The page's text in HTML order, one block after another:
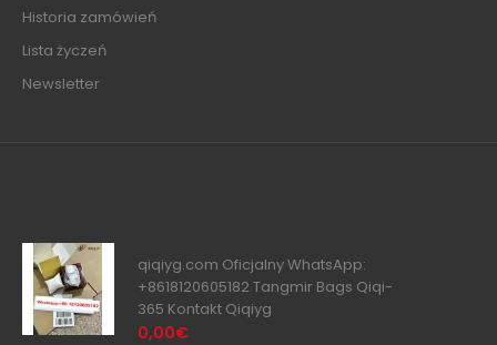
Historia zamówień
Lista życzeń
Newsletter
qiqiyg.com Oficjalny WhatsApp:
+8618120605182 Tangmir Bags Qiqi-
365 Kontakt Qiqiyg
0,00€